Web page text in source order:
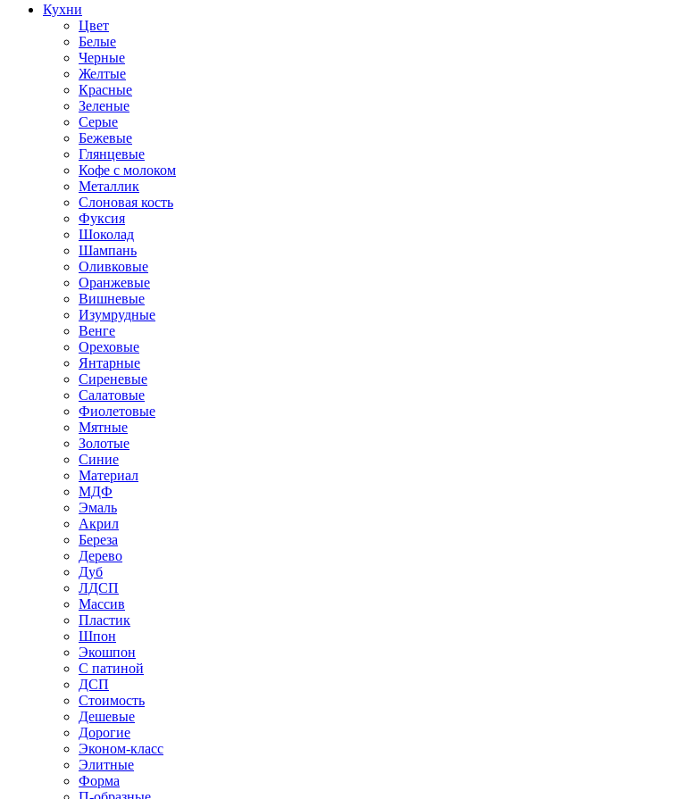
Кухни
Цвет
Белые
Черные
Желтые
Красные
Зеленые
Серые
Бежевые
Глянцевые
Кофе с молоком
Металлик
Слоновая кость
Фуксия
Шоколад
Шампань
Оливковые
Оранжевые
Вишневые
Изумрудные
Венге
Ореховые
Янтарные
Сиреневые
Салатовые
Фиолетовые
Мятные
Золотые
Синие
Материал
МДФ
Эмаль
Акрил
Береза
Дерево
Дуб
ЛДСП
Массив
Пластик
Шпон
Экошпон
С патиной
ДСП
Стоимость
Дешевые
Дорогие
Эконом-класс
Элитные
Форма